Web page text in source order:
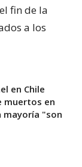
fin de la
a los
en Chile
muertos en
mayoría "son